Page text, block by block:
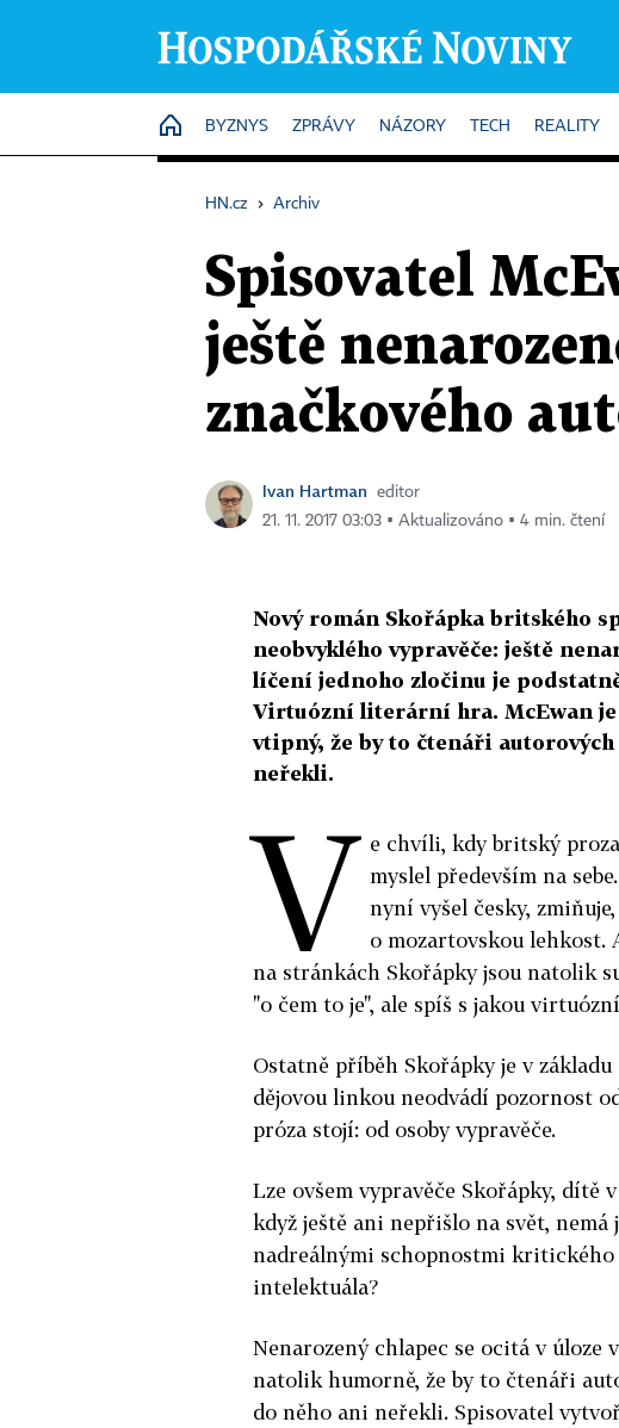
HOME
BYZNYS ZPRÁVY NÁZORY TECH REALITY
HN.cz › Archiv
Spisovatel
ještě
značkového
Ivan Hartman
editor
21. 11. 2017 03:03 ▪ Aktualizováno ▪ 4 min. čtení
Nový román Skořápka britského
neobvyklého vypravěče: ještě
líčení jednoho zločinu je
Virtuózní literární hra. McEwan
vtipný, že by to čtenáři
neřekli.
V e chvíli, kdy britský
myslel především na
nyní vyšel česky,
o mozartovskou lehkost.
na stránkách Skořápky jsou natolik
"o čem to je", ale spíš s jakou
Ostatně příběh Skořápky je v
dějovou linkou neodvádí pozornost
próza stojí: od osoby vypravěče.
Lze ovšem vypravěče Skořápky, dítě
když ještě ani nepřišlo na svět, nemá
nadreálnými schopnostmi
intelektuála?
Nenarozený chlapec se ocitá v úloze
natolik humorně, že by to čtenáři
do něho ani neřekli. Spisovatel